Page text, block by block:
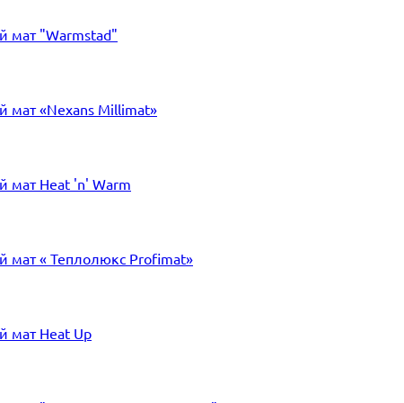
мат "Warmstad"
мат «Nexans Millimat»
мат Heat 'n' Warm
мат « Теплолюкс Profimat»
мат Heat Up